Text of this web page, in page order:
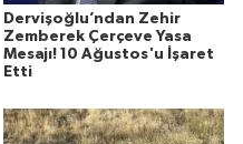
Dervişoğlu’ndan Zehir
Zemberek Çerçeve Yasa
Mesajı! 10 Ağustos'u İşaret
Etti